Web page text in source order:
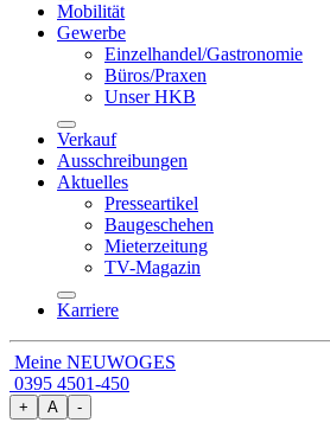
Mobilität
Gewerbe
Einzelhandel/Gastronomie
Büros/Praxen
Unser HKB
Verkauf
Ausschreibungen
Aktuelles
Presseartikel
Baugeschehen
Mieterzeitung
TV-Magazin
Karriere
Meine NEUWOGES
0395 4501-450
+ A -